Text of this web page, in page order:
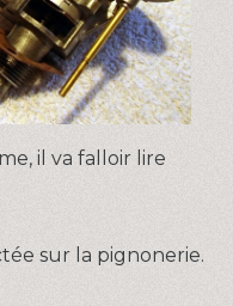
il va falloir lire
sur la pignonerie.